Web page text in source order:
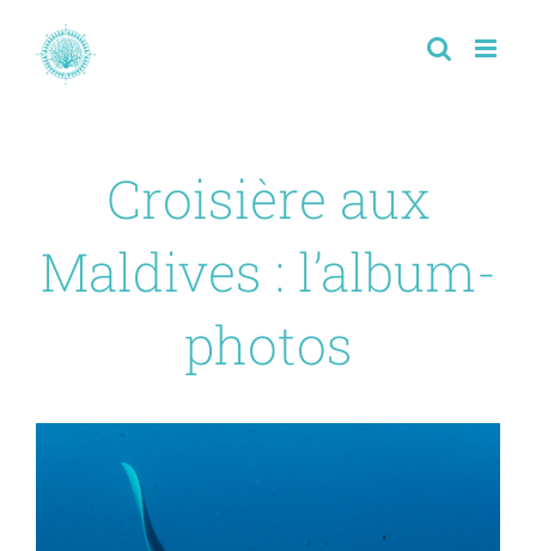
contenu
Croisière aux
Maldives : l’album-
photos